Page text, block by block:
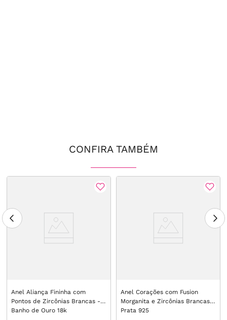
CONFIRA TAMBÉM
Anel Aliança Fininha com
Pontos de Zircônias Brancas -
Banho de Ouro 18k
Anel Corações com Fusion
Morganita e Zircônias Brancas -
Prata 925